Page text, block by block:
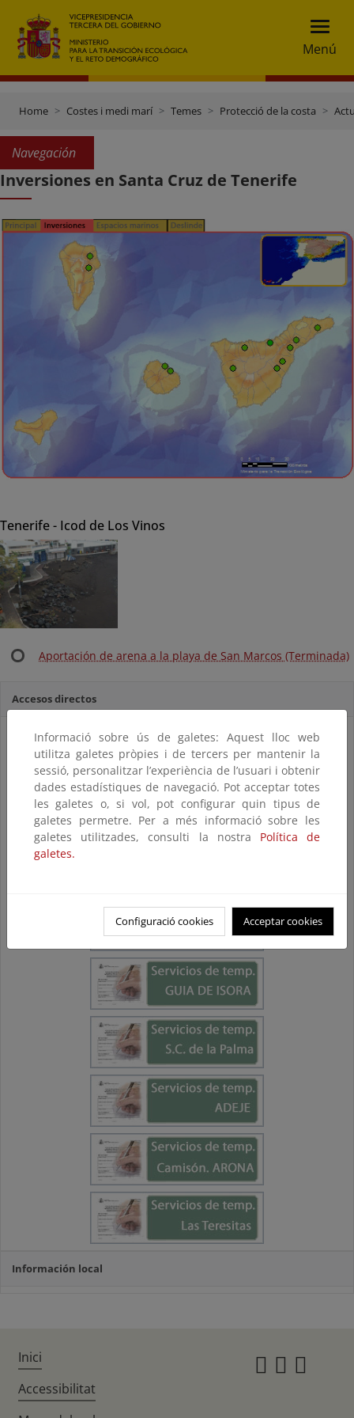
Menú
Home Costes i medi marí Temes Protecció de la costa
Navegación
Inversiones en Santa Cruz de Tenerife
Tenerife - Icod de Los Vinos
Aportación de arena a la playa de San Marcos (Terminada)
Accesos directos
Información local
Informació sobre ús de galetes: Aquest lloc web
utilitza galetes pròpies i de tercers per mantenir la
sessió, personalitzar l’experiència de l’usuari i obtenir
dades estadístiques de navegació. Pot acceptar totes
les galetes o, si vol, pot configurar quin tipus de
galetes permetre. Per a més informació sobre les
galetes utilitzades, consulti la nostra Política de
galetes.
Configuració cookies Acceptar cookies
Inici
Accessibilitat